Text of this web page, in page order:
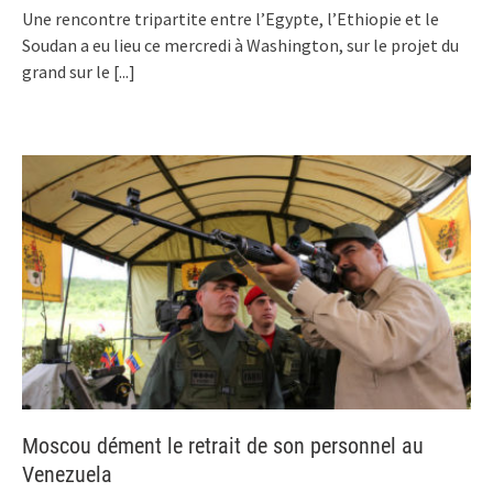
Une rencontre tripartite entre l’Egypte, l’Ethiopie et le
Soudan a eu lieu ce mercredi à Washington, sur le projet du
grand sur le [...]
Moscou dément le retrait de son personnel au
Venezuela